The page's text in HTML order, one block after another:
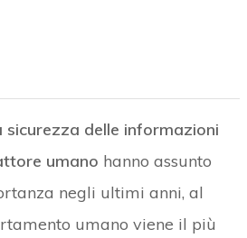
sicurezza delle informazioni
umano hanno assunto
negli ultimi anni, al
umano viene il più